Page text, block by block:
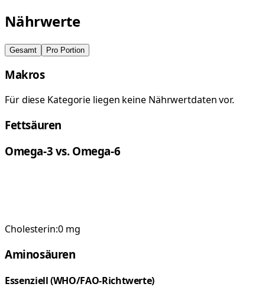
Nährwerte
Gesamt Pro Portion
Makros
Für diese Kategorie liegen keine Nährwertdaten vor.
Fettsäuren
Omega-3 vs. Omega-6
Cholesterin:0mg
Aminosäuren
Essenziell (WHO/FAO-Richtwerte)